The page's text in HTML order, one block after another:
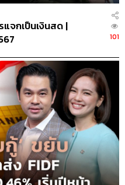
แจกเป็นเงินสด |
101